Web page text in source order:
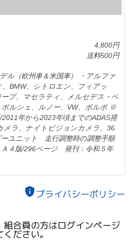
4,800円
送料500円
デル（欧州車＆米国車） ・アルファ
、BMW、シトロエン、フィアッ
ープ、マセラティ、メルセデス・ベ
ポルシェ、ルノー、VW、ボルボ ※
2011年から2023年頃までのADAS搭
ラ、ナイトビジョンカメラ、36
ーユニット 走行調整時の調整手順
Ａ４版/296ページ 発刊：令和５年
privacy_tipプライバシーポリシー
組合員の方はログインページ
ださい。